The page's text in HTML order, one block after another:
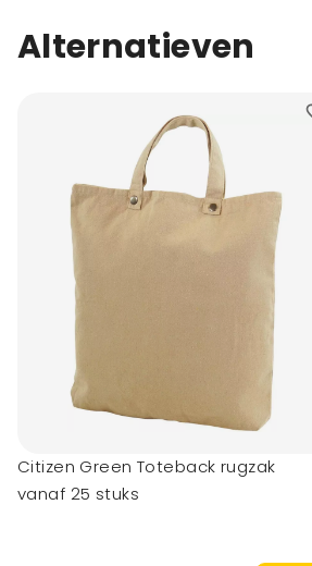
Alternatieven
Citizen Green Toteback rugzak
vanaf 25 stuks